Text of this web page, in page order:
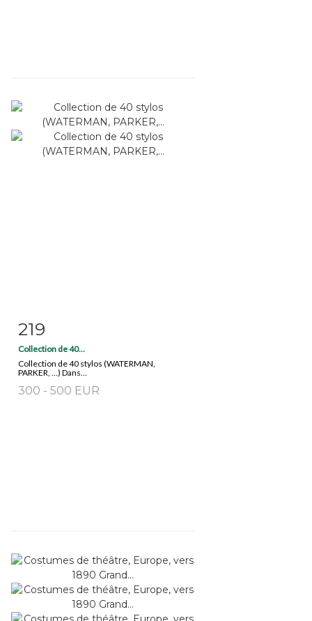
Fiche détaillée
219
Collection de 40...
Collection de 40 stylos (WATERMAN,
PARKER, ...) Dans...
300 - 500 EUR